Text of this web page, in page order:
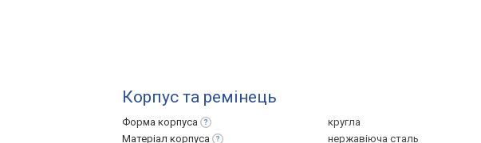
Корпус та ремінець
Форма корпуса
кругла
Матеріал корпуса
нержавіюча сталь